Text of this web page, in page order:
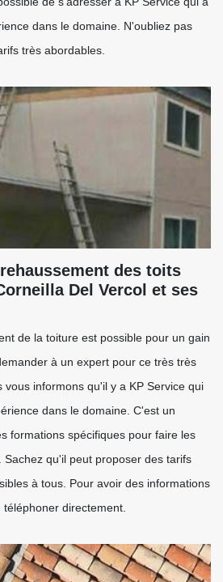
dans le domaine. N'oubliez pas
très abordables.
des toits
Del Vercol et ses
de la toiture est possible pour un gain
à un expert pour ce très très
vous informons qu'il y a KP Service qui
dans le domaine. C'est un
formations spécifiques pour faire les
qu'il peut proposer des tarifs
à tous. Pour avoir des informations
directement.